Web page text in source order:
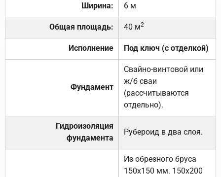
Ширина: 6 м
Общая площадь: 40 м2
Исполнение Под ключ (с отделкой)
Фундамент
Свайно-винтовой или
ж/б сваи
(рассчитываются
отдельно).
Гидроизоляция
фундамента
Рубероид в два слоя.
Из обрезного бруса
150х150 мм. 150х200